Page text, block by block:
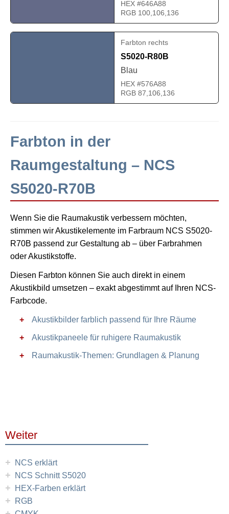
HEX #646A88
RGB 100,106,136
Farbton rechts
S5020-R80B
Blau
HEX #576A88
RGB 87,106,136
Farbton in der
Raumgestaltung – NCS
S5020-R70B
Wenn Sie die Raumakustik verbessern möchten,
stimmen wir Akustikelemente im Farbraum NCS S5020-
R70B passend zur Gestaltung ab – über Farbrahmen
oder Akustikstoffe.
Diesen Farbton können Sie auch direkt in einem
Akustikbild umsetzen – exakt abgestimmt auf Ihren NCS-
Farbcode.
Akustikbilder farblich passend für Ihre Räume
Akustikpaneele für ruhigere Raumakustik
Raumakustik-Themen: Grundlagen & Planung
Weiter
+ NCS erklärt
+ NCS Schnitt S5020
+ HEX-Farben erklärt
+ RGB